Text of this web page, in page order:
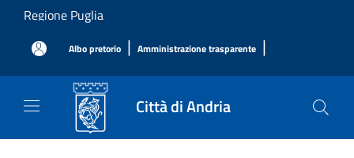
Salta al contenuto principale
Regione Puglia
Albo pretorio | Amministrazione trasparente |
Città di Andria